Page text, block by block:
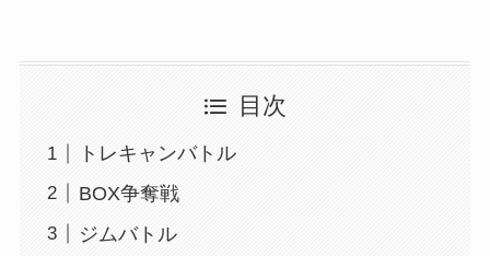
目次
トレキャンバトル
BOX争奪戦
ジムバトル